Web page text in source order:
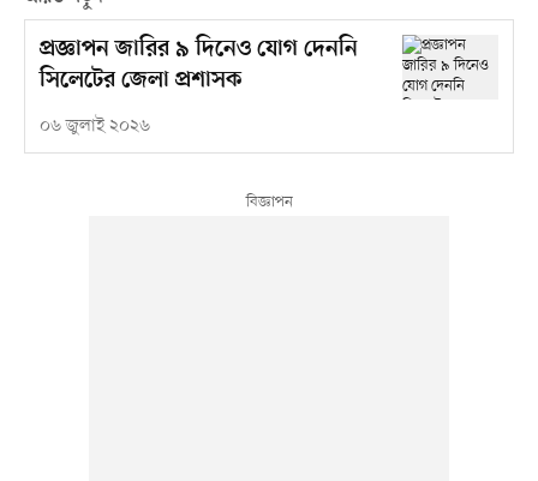
প্রজ্ঞাপন জারির ৯ দিনেও যোগ দেননি
সিলেটের জেলা প্রশাসক
০৬ জুলাই ২০২৬